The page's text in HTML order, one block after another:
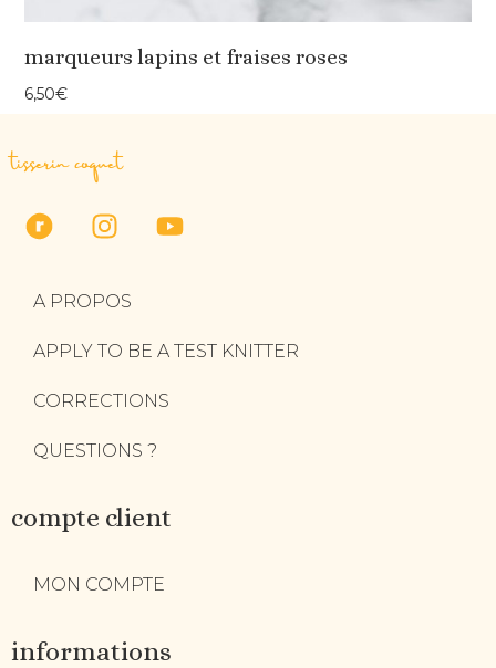
marqueurs lapins et fraises roses
6,50€
tisserin coquet
A PROPOS
APPLY TO BE A TEST KNITTER
CORRECTIONS
QUESTIONS ?
compte client
MON COMPTE
informations